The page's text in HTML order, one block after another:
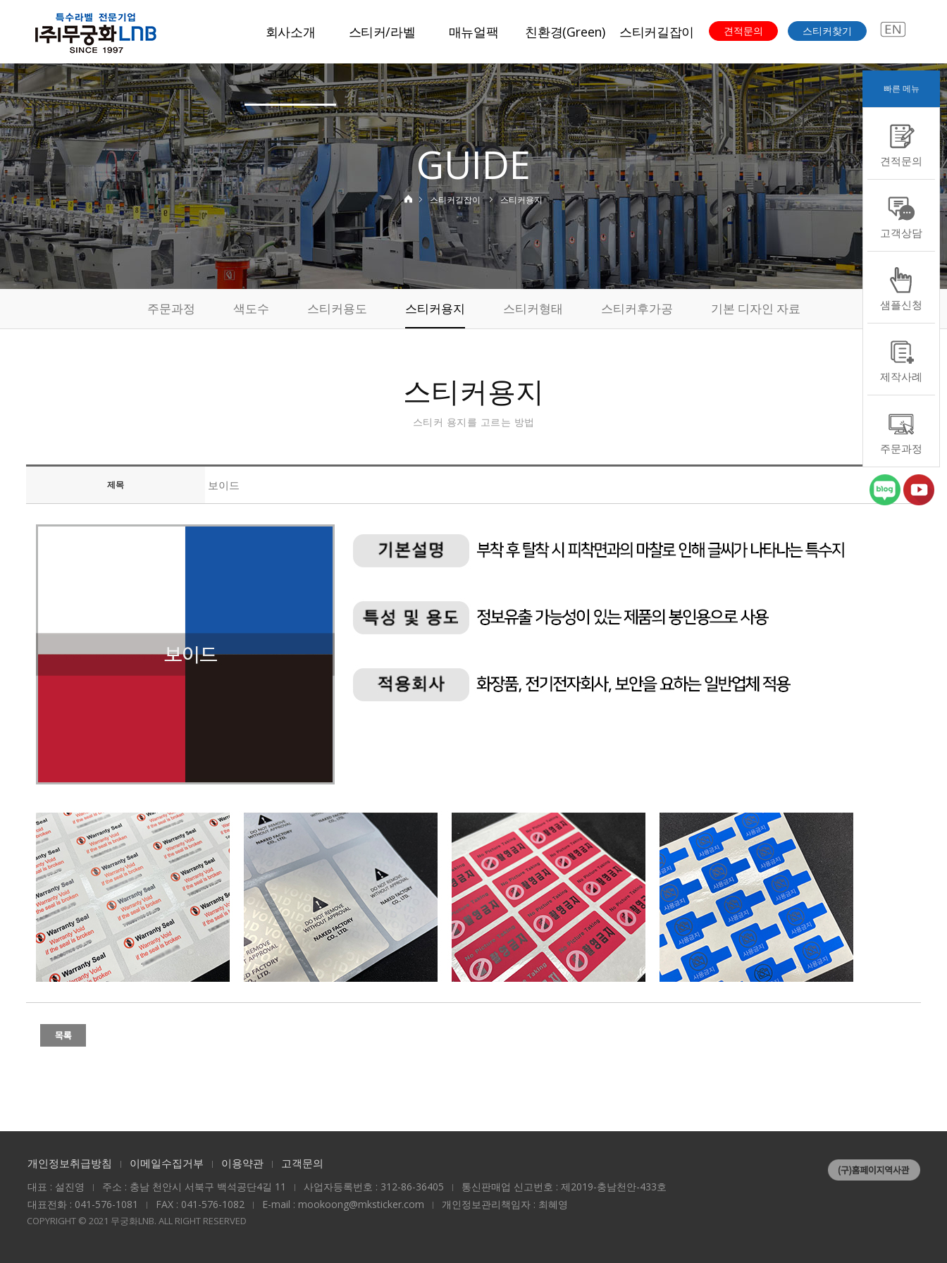
견적문의 스티커찾기
회사소개
CEO인사말
회사개요
주요사업
설비현황
특허현황
품질관리
부서소개
오시는길
스티커/라벨
스티커라벨
보안라벨
이중라벨
책자라벨
정품인증라벨
변색방지라벨
사진스티커
제작사례
매뉴얼팩
매뉴얼팩
일반접지
특수접지
봉인설명서
특허인증
친환경(Green)
슈가라벨
수분리라벨
미네랄라벨
저탄소라벨
탄소저감인쇄
스티커길잡이
주문과정
색도수
스티커용도
스티커용지
스티커형태
스티커후가공
기본디자인자료
고객지원
공지사항
고객상담
견적문의
발주요청
샘플신청
카드결제
동영상자료실
GUIDE
스티커길잡이 스티커용지
주문과정 색도수 스티커용도 스티커용지 스티커형태 스티커후가공 기본 디자인 자료
스티커용지
스티커 용지를 고르는 방법
제목 보이드
빠른 메뉴
견적문의
고객상담
샘플신청
제작사례
주문과정
개인정보취급방침 이메일수집거부 이용약관 고객문의
대표 : 설진영 주소 : 충남 천안시 서북구 백석공단4길 11 사업자등록번호 : 312-86-36405
통신판매업 신고번호 : 제2019-충남천안-433호
대표전화 : 041-576-1081
FAX : 041-576-1082 E-mail : mookoong@mksticker.com 개인정보관리책임자 : 최혜영
COPYRIGHT © 2021 무궁화LNB. ALL RIGHT RESERVED